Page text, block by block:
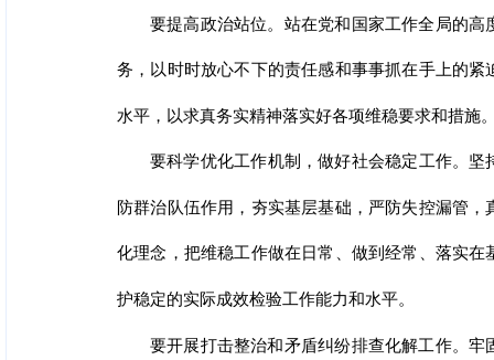
要提高政治站位。站在党和国家工作全局的
务，以时时放心不下的责任感和事事抓在手上的
水平，以求真务实精神落实好各项维稳要求和措施
要科学优化工作机制，做好社会稳定工作。
防群治队伍作用，夯实基层基础，严防失控漏管
化理念，把维稳工作做在日常、做到经常、落实
护稳定的实际成效检验工作能力和水平。
要开展打击整治和矛盾纠纷排查化解工作。